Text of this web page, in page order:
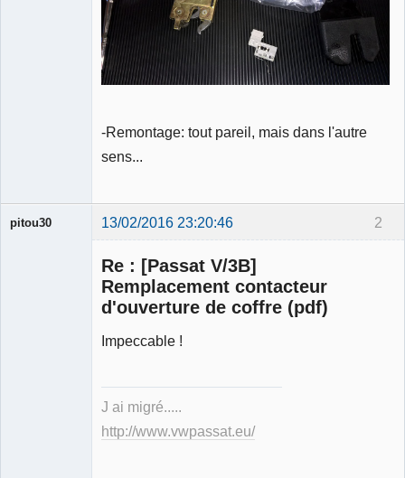
-Remontage: tout pareil, mais dans l'autre
sens...
2
pitou30 13/02/2016 23:20:46
Re : [Passat V/3B]
Remplacement contacteur
d'ouverture de coffre (pdf)
Impeccable !
J ai migré.....
http://www.vwpassat.eu/